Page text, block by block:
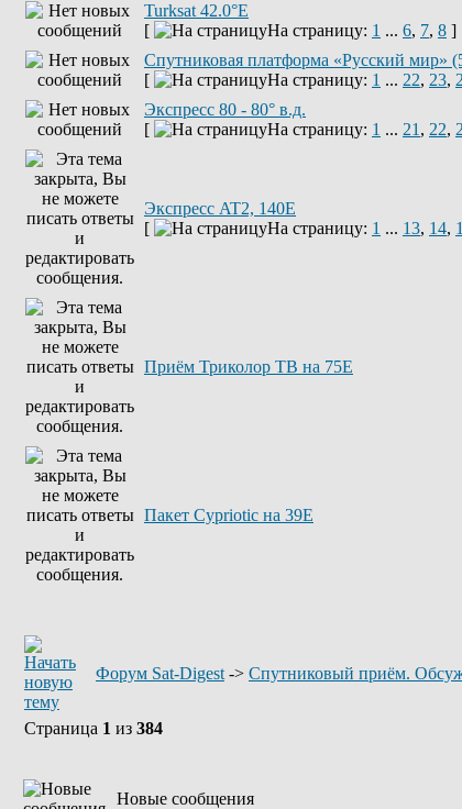
Turksat 42.0°E
[
На страницу: 1 ... 6, 7, 8 ]
Спутниковая платформа «Русский мир»
[
На страницу: 1 ... 22, 23,
Экспресс 80 - 80° в.д.
[
На страницу: 1 ... 21 , 22,
Экспресс AT2, 140E
[
На страницу: 1 ... 13, 14,
Приём Триколор ТВ на 75Е
Пакет Cypriotic на 39Е
Форум Sat-Digest -> Спутниковый приём.
Страница 1 из 384
Новые сообщения